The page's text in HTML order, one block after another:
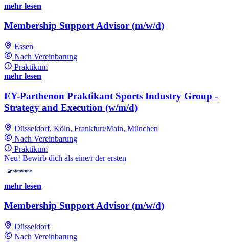
mehr lesen
Membership Support Advisor (m/w/d)
Essen
Nach Vereinbarung
Praktikum
mehr lesen
EY-Parthenon Praktikant Sports Industry Group -
Strategy and Execution (w/m/d)
Düsseldorf, Köln, Frankfurt/Main, München
Nach Vereinbarung
Praktikum
Neu! Bewirb dich als eine/r der ersten
mehr lesen
Membership Support Advisor (m/w/d)
Düsseldorf
Nach Vereinbarung